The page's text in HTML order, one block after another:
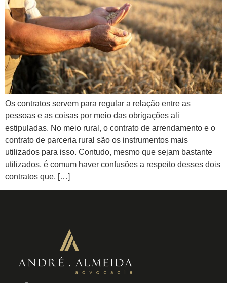
Os contratos servem para regular a relação entre as
pessoas e as coisas por meio das obrigações ali
estipuladas. No meio rural, o contrato de arrendamento e o
contrato de parceria rural são os instrumentos mais
utilizados para isso. Contudo, mesmo que sejam bastante
utilizados, é comum haver confusões a respeito desses dois
contratos que, […]